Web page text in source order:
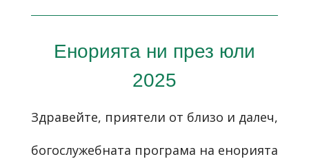
Енорията ни през юли
2025
Здравейте, приятели от близо и далеч,
богослужебната програма на енорията